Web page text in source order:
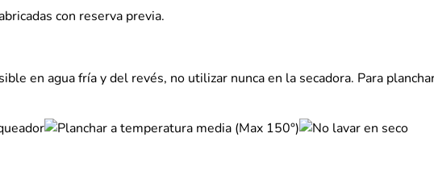
con reserva previa.
en agua fría y del revés, no utilizar nunca en la secadora. Para